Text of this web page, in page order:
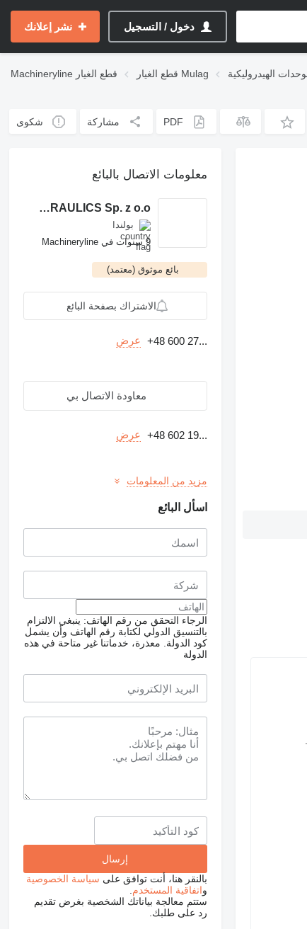
دخول / التسجيل نشر إعلانك
Machineryline قطع الغيار قطع الغيار Mulag
PDF مشاركة شكوى
معلومات الاتصال بالبائع
ROCH POWER HYDRAULICS Sp. z o.o.
بولندا
9 سنوات في Machineryline
بائع موثوق (معتمد)
الاشتراك بصفحة البائع
+48 600 27... عرض
معاودة الاتصال بي
+48 602 19... عرض
مزيد من المعلومات
اسأل البائع
الرجاء التحقق من رقم الهاتف: ينبغي الالتزام
بالتنسيق الدولي لكتابة رقم الهاتف وأن يشمل
كود الدولة.
معذرة، خدماتنا غير متاحة في هذه
الدولة
بالنقر هنا، أنت توافق على سياسة الخصوصية
واتفاقية المستخدم
ستتم معالجة بياناتك الشخصية بغرض تقديم
رد على طلبك.